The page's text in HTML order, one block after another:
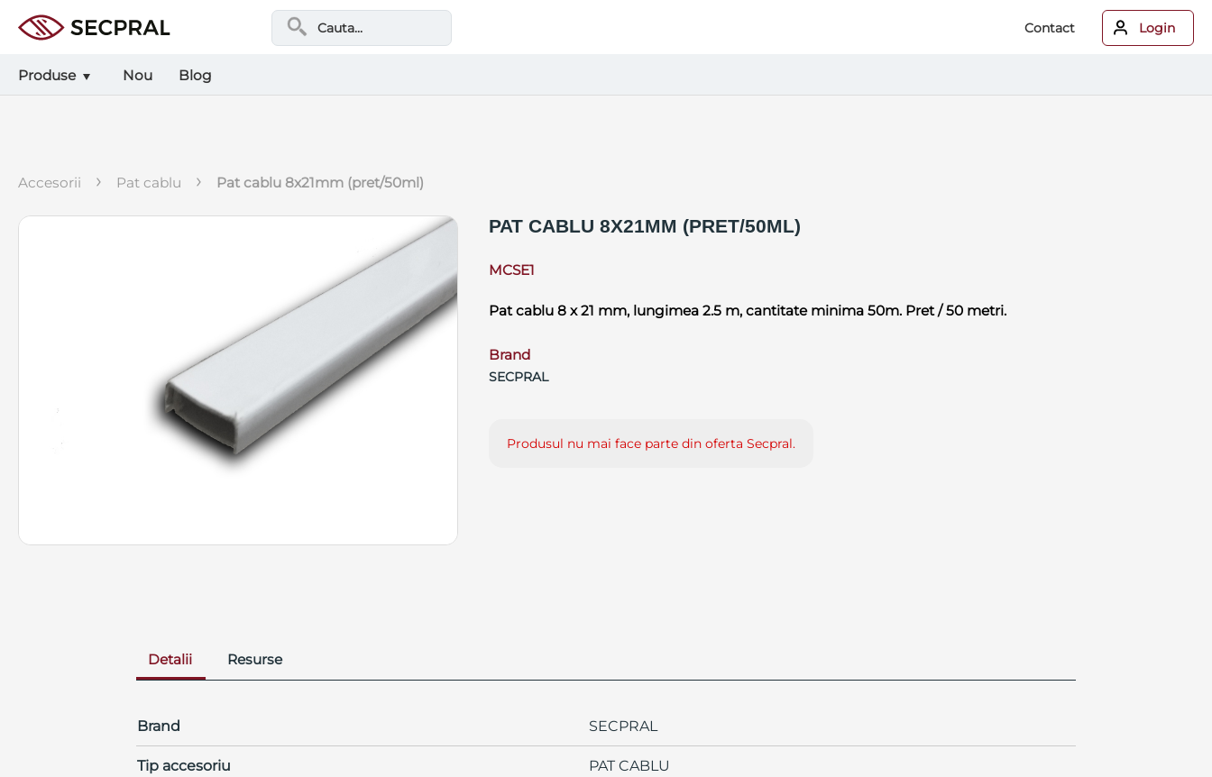
Contact Login
Produse Nou Blog
accesorii › pat cablu › pat cablu 8x21mm (pret/50ml)
PAT CABLU 8X21MM (PRET/50ML)
MCSE1
Pat cablu 8 x 21 mm, lungimea 2.5 m, cantitate minima 50m. Pret / 50 metri.
Brand
SECPRAL
Produsul nu mai face parte din oferta Secpral.
Detalii Resurse
Brand SECPRAL
Tip accesoriu PAT CABLU